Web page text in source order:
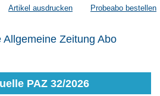
Artikel ausdrucken Probeabo bestellen
PAZ 32/2026